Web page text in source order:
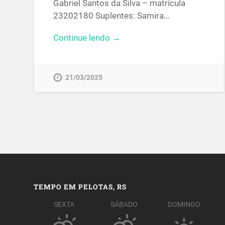
Gabriel Santos da Silva – matrícula
23202180 Suplentes: Samira…
Continue lendo →
21/03/2025
TEMPO EM PELOTAS, RS
SEXTA SÁBADO DOMINGO